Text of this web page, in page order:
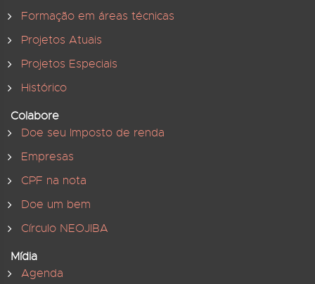
Formação em áreas técnicas
Projetos Atuais
Projetos Especiais
Histórico
Colabore
Doe seu Imposto de renda
Empresas
CPF na nota
Doe um bem
Círculo NEOJIBA
Mídia
Agenda